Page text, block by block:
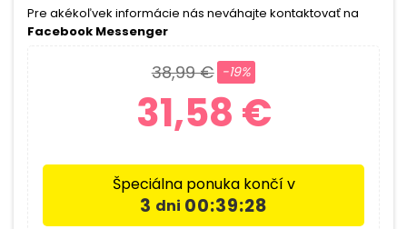
Pre akékoľvek informácie nás neváhajte kontaktovať na
Facebook Messenger
31,58 €
38,99 € -19%
Špeciálna ponuka končí v
3 dni 00:39:27